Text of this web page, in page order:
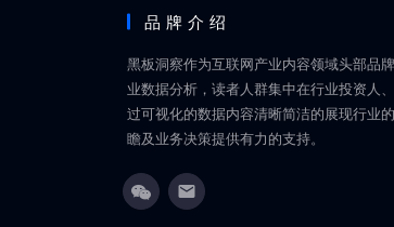
品牌介绍
黑板洞察作为互联网产业内容领域头部品
业数据分析，读者人群集中在行业投资人
过可视化的数据内容清晰简洁的展现行业
瞻及业务决策提供有力的支持。